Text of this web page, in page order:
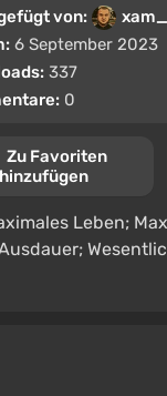
von:
6 September 2023
337
0
Zu Favoriten
hinzufügen
Leben;